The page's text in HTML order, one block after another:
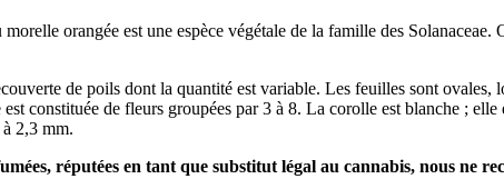
orangée est une espèce végétale de la famille des
de poils dont la quantité est variable. Les feuilles sont
constituée de fleurs groupées par 3 à 8. La corolle est blanche ;
2,3 mm.
réputées en tant que substitut légal au cannabis, nous ne